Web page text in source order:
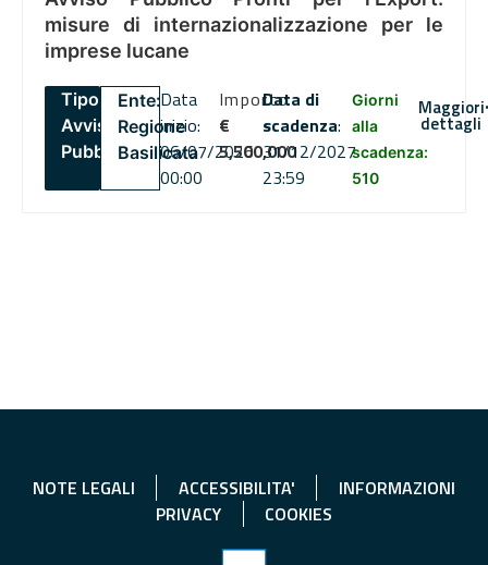
misure di internazionalizzazione per le
imprese lucane
Tipo:
Avviso
Pubblico
Ente:
Regione
Basilicata
Data
inizio:
06/07/2026
00:00
Importo
€
5,500,000
Data di
scadenza:
31/12/2027
23:59
Giorni
alla
scadenza:
510
Maggiori
dettagli
NOTE LEGALI ACCESSIBILITA'
INFORMAZIONI
PRIVACY
COOKIES